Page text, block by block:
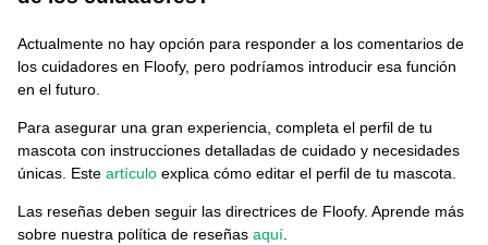
Actualmente no hay opción para responder a los comentarios de
los cuidadores en Floofy, pero podríamos introducir esa función
en el futuro.
Para asegurar una gran experiencia, completa el perfil de tu
mascota con instrucciones detalladas de cuidado y necesidades
únicas. Este artículo explica cómo editar el perfil de tu mascota.
Las reseñas deben seguir las directrices de Floofy. Aprende más
sobre nuestra política de reseñas aquí.